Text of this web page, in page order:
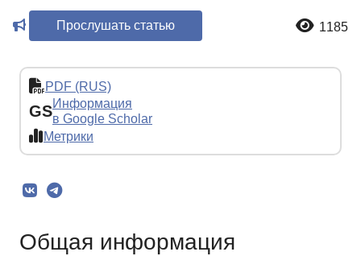
Прослушать статью 1185
PDF (RUS)
GSИнформация
в Google Scholar
Метрики
Общая информация